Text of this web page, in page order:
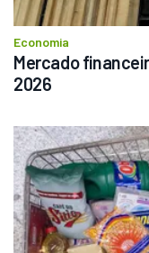
Economia
Mercado
2026